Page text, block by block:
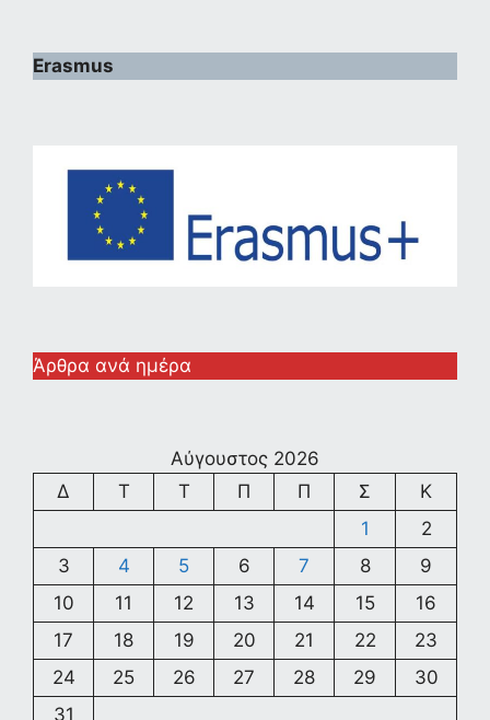
Erasmus
Άρθρα ανά ημέρα
Αύγουστος 2026
Δ
Τ Τ Π Π Σ
Κ
1
2
3
4 5 6 7 8
9
10
11 12 13 14 15
16
17
18 19 20 21 22
23
24
25 26 27 28 29
30
31